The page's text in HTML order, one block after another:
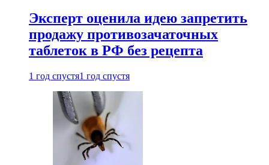
Эксперт оценила идею запретить
продажу противозачаточных
таблеток в РФ без рецепта
1 год спустя1 год спустя